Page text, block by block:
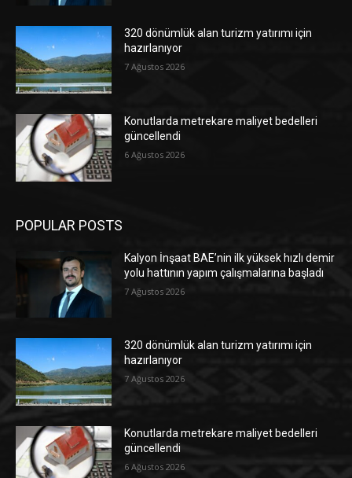
320 dönümlük alan turizm yatırımı için
hazırlanıyor
7 Ağustos 2026
Konutlarda metrekare maliyet bedelleri
güncellendi
6 Ağustos 2026
POPULAR POSTS
Kalyon İnşaat BAE’nin ilk yüksek hızlı demir
yolu hattının yapım çalışmalarına başladı
7 Ağustos 2026
320 dönümlük alan turizm yatırımı için
hazırlanıyor
7 Ağustos 2026
Konutlarda metrekare maliyet bedelleri
güncellendi
6 Ağustos 2026